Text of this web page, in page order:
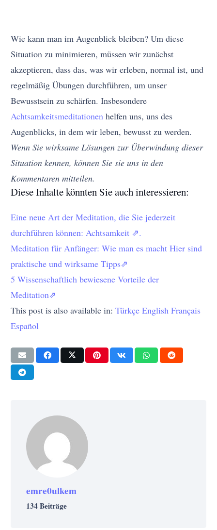
Wie kann man im Augenblick bleiben? Um diese
Situation zu minimieren, müssen wir zunächst
akzeptieren, dass das, was wir erleben, normal ist, und
regelmäßig Übungen durchführen, um unser
Bewusstsein zu schärfen. Insbesondere
Achtsamkeitsmeditationen helfen uns, uns des
Augenblicks, in dem wir leben, bewusst zu werden.
Wenn Sie wirksame Lösungen zur Überwindung dieser
Situation kennen, können Sie sie uns in den
Kommentaren mitteilen.
Diese Inhalte könnten Sie auch interessieren:
Eine neue Art der Meditation, die Sie jederzeit
durchführen können: Achtsamkeit ⇗.
Meditation für Anfänger: Wie man es macht Hier sind
praktische und wirksame Tipps⇗
5 Wissenschaftlich bewiesene Vorteile der
Meditation⇗
This post is also available in:Türkçe English Français
Español
emre0ulkem
134 Beiträge